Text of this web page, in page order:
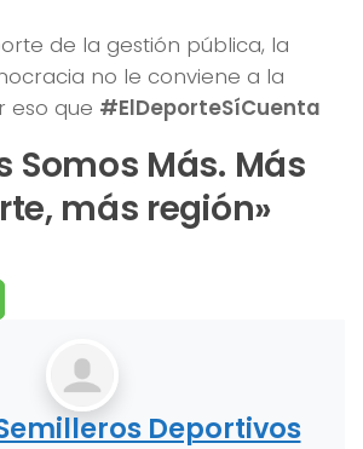
de la gestión pública, la
no le conviene a la
eso que #ElDeporteSíCuenta
Somos Más. Más
más región»
Deportivos